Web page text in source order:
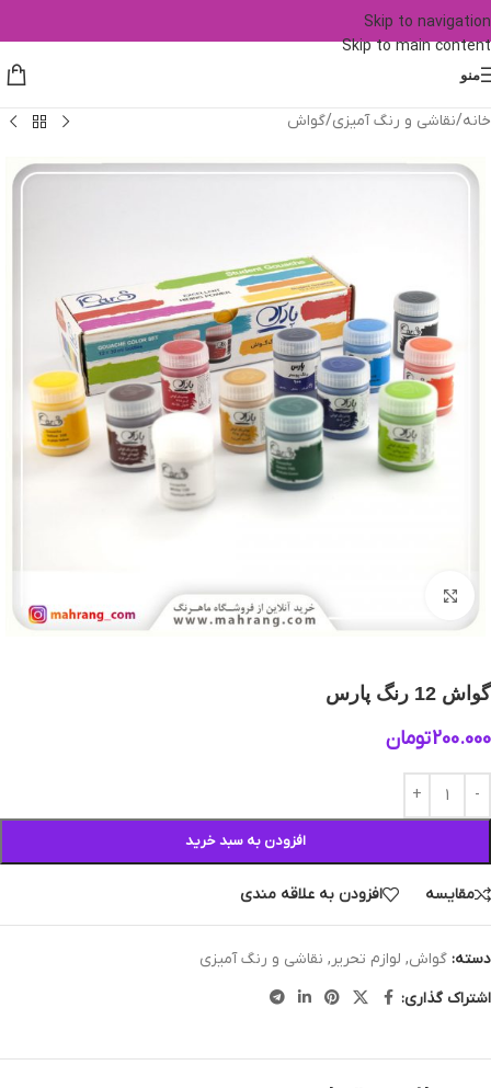
Skip to navigation
Skip to main content
منو
خانه/نقاشی و رنگ آمیزی/گواش
گواش 12 رنگ پارس
200.000تومان
افزودن به سبد خرید
مقایسه افزودن به علاقه مندی
دسته: گواش, لوازم تحریر, نقاشی و رنگ آمیزی
اشتراک گذاری: